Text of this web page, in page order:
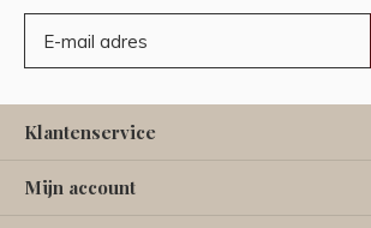
Klantenservice
Mijn account